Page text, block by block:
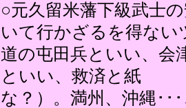
○元久留米藩下級武士
いて行かざるを得な
道の屯田兵といい、会
といい、救済と紙
な？）。満州、沖縄･･